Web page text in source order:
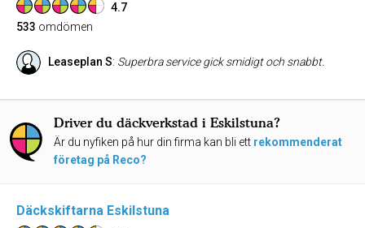
4.7
533 omdömen
Leaseplan S: Superbra service gick smidigt och snabbt.
Driver du däckverkstad i Eskilstuna?
Är du nyfiken på hur din firma kan bli ett rekommenderat
företag på Reco?
Däckskiftarna Eskilstuna